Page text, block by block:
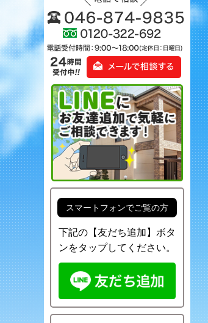
スマートフォンでご覧の方
下記の【友だち追加】ボタ
ンをタップしてください。